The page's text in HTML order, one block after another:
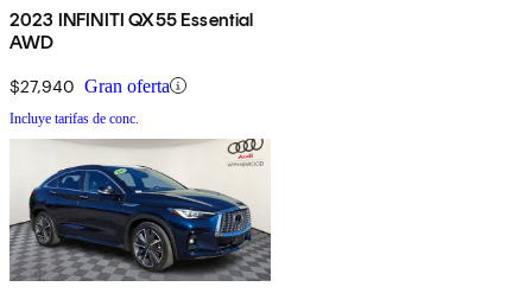
2023 INFINITI QX55 Essential
AWD
$27,940 Gran oferta
Incluye tarifas de conc.